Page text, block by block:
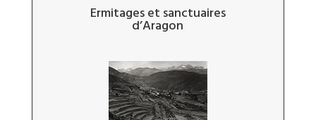
Ermitages et sanctuaires
d’Aragon